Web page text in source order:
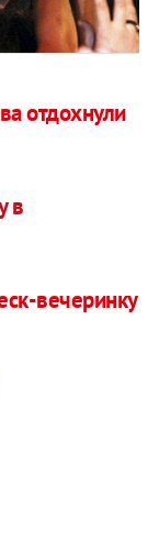
отдохнули
в
вечеринку